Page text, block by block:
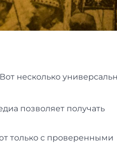
несколько
позволяет получать
только с проверенными